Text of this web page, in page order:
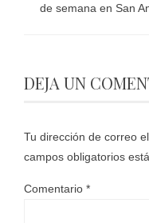
de semana en San
DEJA UN
Tu dirección de correo
campos obligatorios
Comentario *